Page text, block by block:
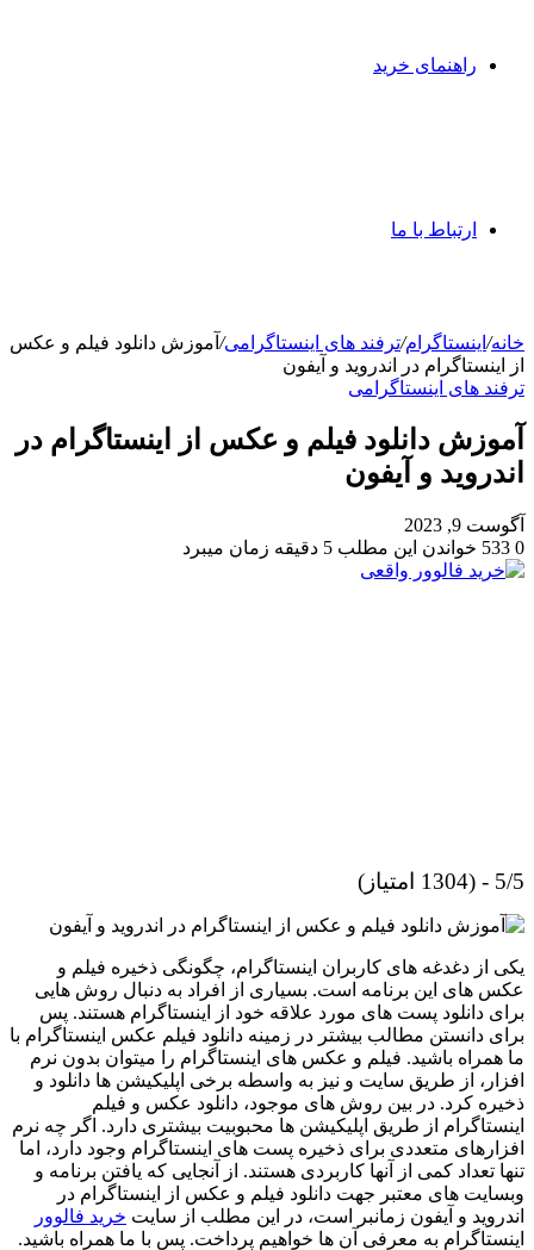
راهنمای خرید
ارتباط با ما
خانه/ اینستاگرام/ترفند های اینستاگرامی/ آموزش دانلود فیلم و عکس
از اینستاگرام در اندروید و آیفون
ترفند های اینستاگرامی
آموزش دانلود فیلم و عکس از اینستاگرام در
اندروید و آیفون
آگوست 9, 2023
0
خواندن این مطلب 5 دقیقه زمان میبرد
5/5 - (1304 امتیاز)
یکی از دغدغه های کاربران اینستاگرام، چگونگی ذخیره فیلم و
عکس های این برنامه است. بسیاری از افراد به دنبال روش هایی
برای دانلود پست های مورد علاقه خود از اینستاگرام هستند. پس
برای دانستن مطالب بیشتر در زمینه دانلود فیلم عکس اینستاگرام با
ما همراه باشید. فیلم و عکس های اینستاگرام را میتوان بدون نرم
افزار، از طریق سایت و نیز به واسطه برخی اپلیکیشن ها دانلود و
ذخیره کرد. در بین روش های موجود، دانلود عکس و فیلم
اینستاگرام از طریق اپلیکیشن ها محبوبیت بیشتری دارد. اگر چه نرم
افزارهای متعددی برای ذخیره پست های اینستاگرام وجود دارد، اما
تنها تعداد کمی از آنها کاربردی هستند. از آنجایی که یافتن برنامه و
وبسایت های معتبر جهت دانلود فیلم و عکس از اینستاگرام در
اندروید و آیفون زمانبر است، در این مطلب از سایت خرید فالوور
اینستاگرام به معرفی آن‌ ها خواهیم پرداخت. پس با ما همراه باشید.